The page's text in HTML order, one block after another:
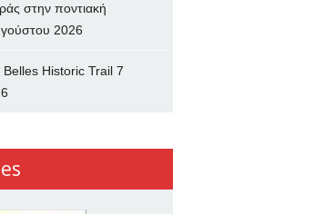
στην ποντιακή
2026
Belles Historic Trail 7